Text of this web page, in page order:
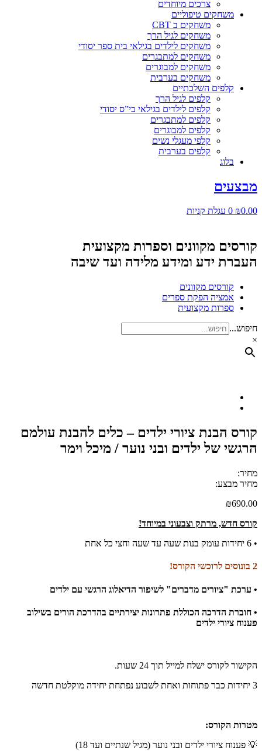
צרכים מיוחדים
משחקים טיפוליים
משחקים ב CBT
משחקים לגיל הרך
משחקים לילדים בגילאי בית ספר יסודי
משחקים למתבגרים
משחקים למבוגרים
משחקים בערבית
קלפים השלכתיים
קלפים לגיל הרך
קלפים לילדים בגילאי בי”ס יסודי
קלפים למתבגרים
קלפים למבוגרים
קלפי מעגלי נשים
קלפים בערבית
בלוג
מבצעים
₪0.00
0 עגלת קניות
קורסים מקוונים וספרות מקצועית
העברת ידע ומידע מלידה ועד שיבה
קורסים מקוונים
אמציה הפקת ספרים
ספרות מקצועית
חיפוש...
×
קורס הבנת ציורי ילדים – כלים להבנת עולמם
הרגשי של ילדים ובני נוער / מיכל וימר
מחיר:
מחיר מבצע:
₪690.00
קורס חדש, מרתק וצבעוני במיוחד!
• 6 יחידות עומק בנות שעה עד שעה וחצי כל אחת
2 בונוסים לרוכשי הקורס!
• ערכת "ציורים מדברים" לשיפור הדיאלוג הרגשי עם ילדים
• חוברת הדרכה הכוללת פתרונות יצירתיים בהדרכת הורים בשילוב
פענוח ציורי ילדים
הקישור לקורס ישלח למייל תוך 24 שעות.
3 יחידות כבר פתוחות ואחת לשבוע נפתחת יחידה מוקלטת חדשה
מטרות הקורס:
💡 פענוח ציורי ילדים ובני נוער (מגיל שנתיים ועד 18)